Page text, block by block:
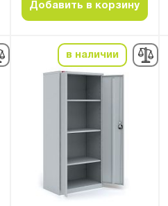
Добавить в корзину
в наличии